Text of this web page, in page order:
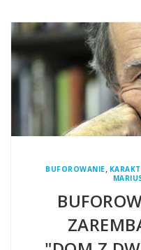
BUFOROWANIE,